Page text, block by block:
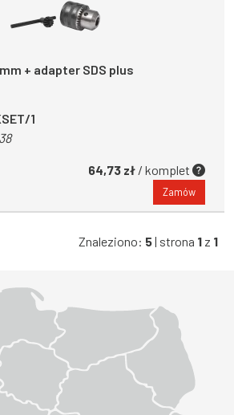
+ adapter SDS plus
1
64,73 zł / komplet
Zamów
Znaleziono: 5| strona 1 z 1